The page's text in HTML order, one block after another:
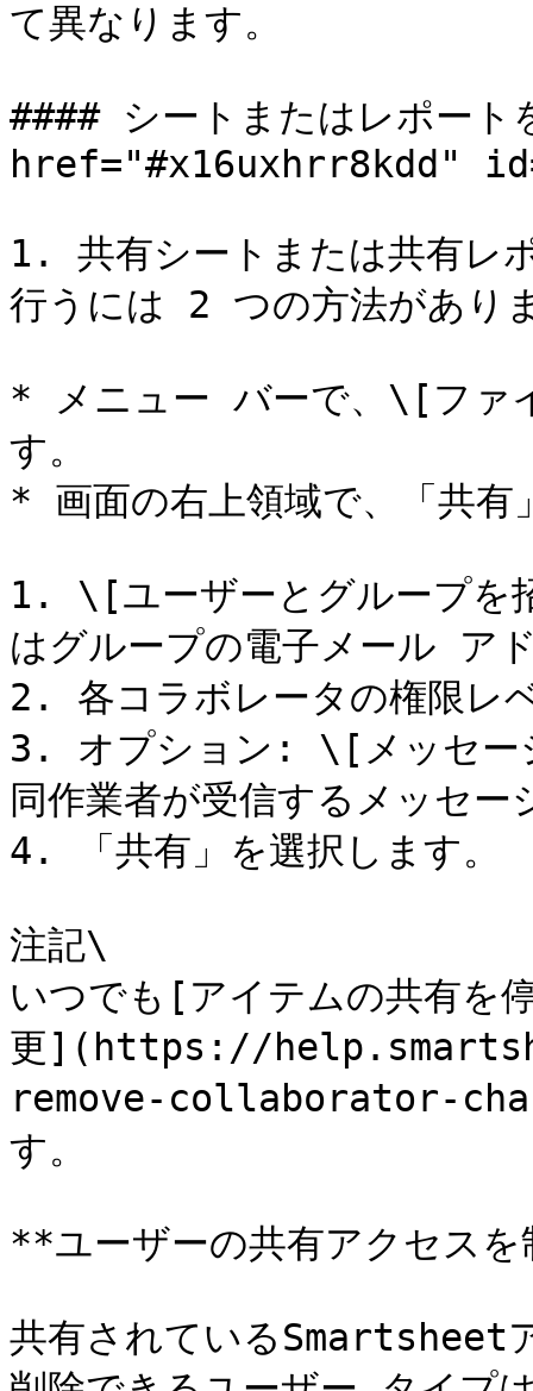
て異なります。
#### シートまたはレポート
href="#x16uxhrr8kdd"
1. 共有シートまたは共有レ
行うには 2 つの方法があり
* メニュー バーで、\[フ
す。
* 画面の右上領域で、「共有
1. \[ユーザーとグループを
はグループの電子メール ア
2. 各コラボレータの権限レ
3. オプション: \[メッセー
同作業者が受信するメッセ
4. 「共有」を選択します。
注記\
いつでも[アイテムの共有を
更](https://
remove-collaborator-
す。
**ユーザーの共有アクセス
共有されているSmartsheet